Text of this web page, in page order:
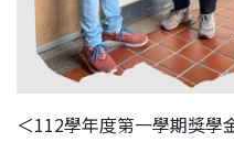
＜112學年度第一學期獎學